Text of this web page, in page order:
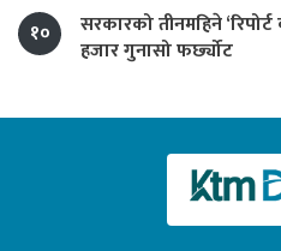
१०
सरकारको तीनमहिने
हजार गुनासो फर्छ्योट